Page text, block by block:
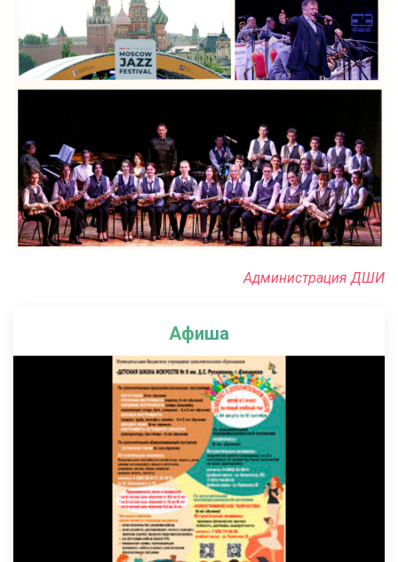
Афиша
Администрация ДШИ